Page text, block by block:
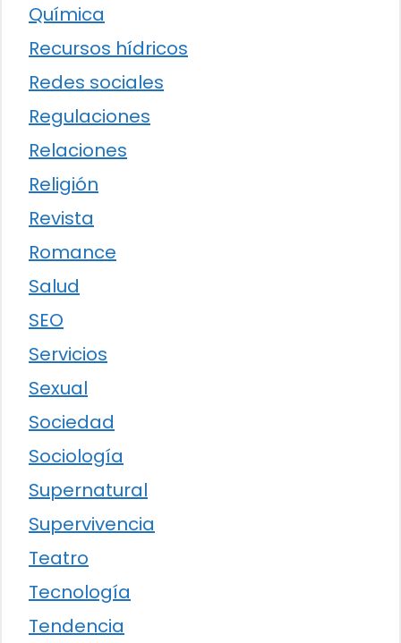
Química
Recursos hídricos
Redes sociales
Regulaciones
Relaciones
Religión
Revista
Romance
Salud
SEO
Servicios
Sexual
Sociedad
Sociología
Supernatural
Supervivencia
Teatro
Tecnología
Tendencia